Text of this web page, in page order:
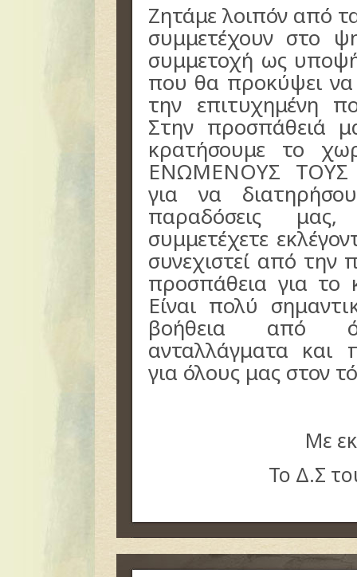
Ζητάμε λοιπόν από
συμμετέχουν στο
συμμετοχή ως
που θα προκύψει να
την επιτυχημένη
Στην προσπάθειά
κρατήσουμε το
ΕΝΩΜΕΝΟΥΣ ΤΟΥΣ
για να
παραδόσεις
συμμετέχετε
συνεχιστεί από την
προσπάθεια για
Είναι πολύ
βοήθεια από
ανταλλάγματα και
για όλους μας στον
Με
Το Δ.Σ